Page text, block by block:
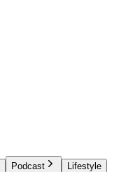
Podcast
Lifestyle